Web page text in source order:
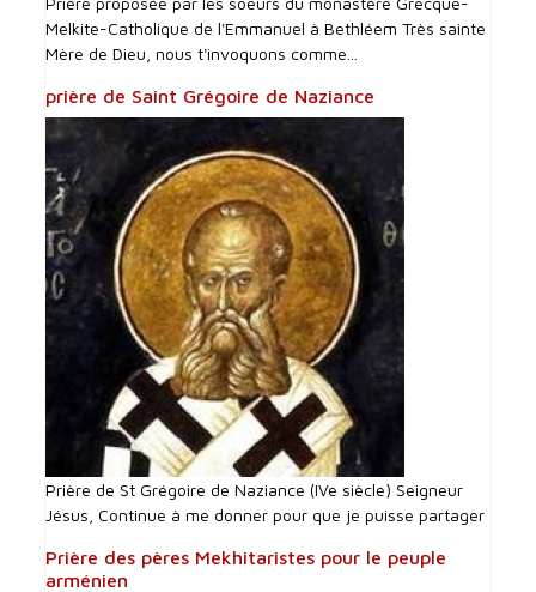
Melkite-Catholique de l'Emmanuel à Bethléem Très sainte
Mère de Dieu, nous t'invoquons comme...
prière de Saint Grégoire de Naziance
Prière de St Grégoire de Naziance (IVe siècle) Seigneur
Jésus, Continue à me donner pour que je puisse partager
Prière des pères Mekhitaristes pour le peuple
arménien